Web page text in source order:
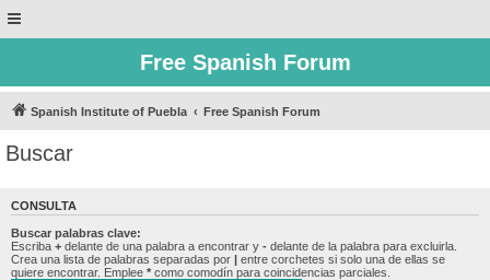
Free Spanish Forum
Spanish Institute of Puebla Free Spanish Forum
Buscar
CONSULTA
Buscar palabras clave:
Escriba + delante de una palabra a encontrar y - delante de la palabra para excluirla.
Crea una lista de palabras separadas por | entre corchetes si solo una de ellas se
quiere encontrar. Emplee * como comodín para coincidencias parciales.